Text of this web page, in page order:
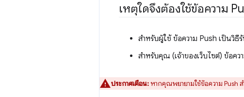
เหตุใดจึงต้องใช้ข้อความ
สำหรับผู้ใช้ ข้อความ Push เป็นวิธี
สำหรับคุณ (เจ้าของเว็บไซต์) ข้อค
ประกาศเตือน:หากคุณพยายามใช้ข้อความ Push